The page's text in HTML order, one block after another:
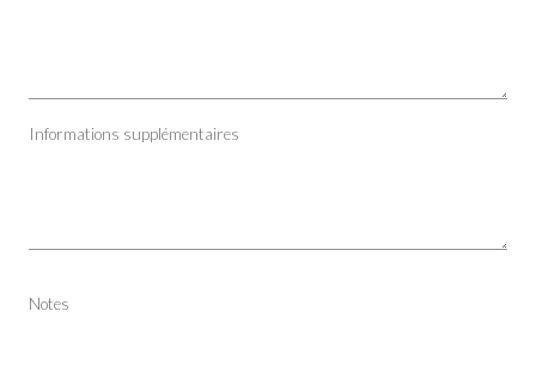
Informations supplémentaires
Notes